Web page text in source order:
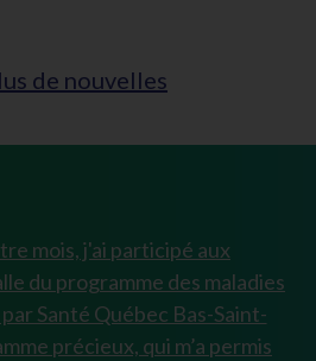
de nouvelles
mois, j'ai participé aux
du programme des maladies
Santé Québec Bas-Saint-
précieux, qui m’a permis